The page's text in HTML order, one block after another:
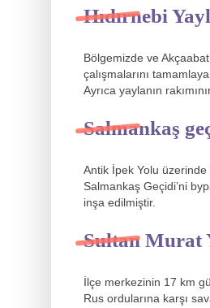
Hıdırnebi
Bölgemizde ve
çalışmalarını
Ayrıca yaylanın
Salmankaş
Antik İpek Yolu
Salmankaş Geçidi’ni
inşa edilmiştir.
Sultan Murat
İlçe merkezinin 17 km
Rus ordularına karşı